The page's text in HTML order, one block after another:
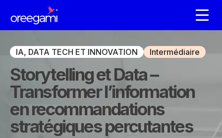
IA, DATA TECH ET INNOVATION Intermédiaire
Storytelling et Data –
Transformer l’information
en recommandations
stratégiques percutantes